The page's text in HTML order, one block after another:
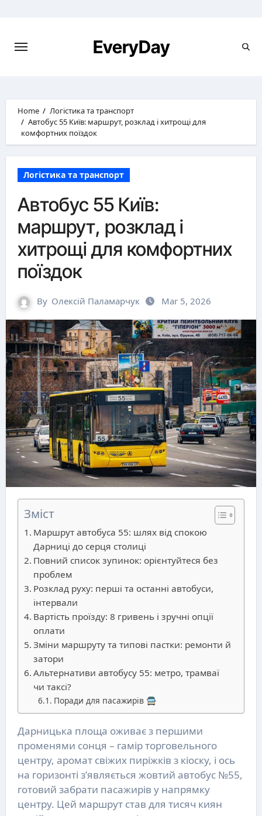
EveryDay
Home
Логістика та транспорт
Автобус 55 Київ: маршрут, розклад і хитрощі для
комфортних поїздок
Логістика та транспорт
Автобус 55 Київ:
маршрут, розклад і
хитрощі для комфортних
поїздок
By Олексій Паламарчук Mar 5, 2026
Зміст
Маршрут автобуса 55: шлях від спокою
Дарниці до серця столиці
Повний список зупинок: орієнтуйтеся без
проблем
Розклад руху: перші та останні автобуси,
інтервали
Вартість проїзду: 8 гривень і зручні опції
оплати
Зміни маршруту та типові пастки: ремонти й
затори
Альтернативи автобусу 55: метро, трамваї
чи таксі?
Поради для пасажирів 🚍
Дарницька площа оживає з першими
променями сонця – гамір торговельного
центру, аромат свіжих пиріжків з кіоску, і ось
на горизонті з’являється жовтий автобус №55,
готовий забрати пасажирів у напрямку
центру. Цей маршрут став для тисяч киян